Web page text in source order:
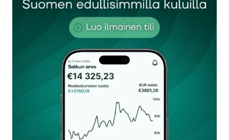
Sähköpostiosoitettasi ei julkaista.Pakolliset
kentät on merkitty*
Kommentti*
Nimesi tai nimimerkkisi